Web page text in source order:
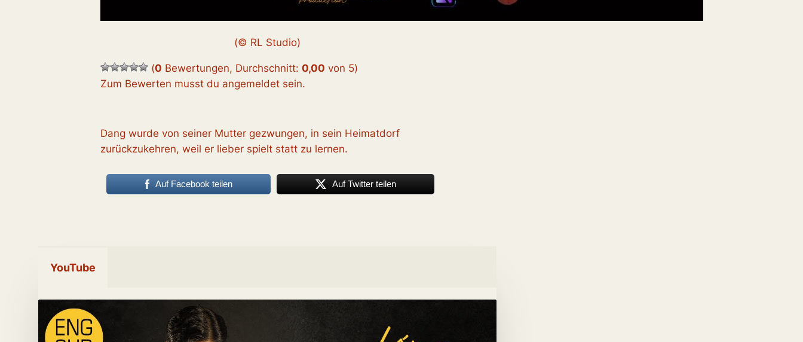
(© RL Studio)
(0 Bewertungen, Durchschnitt: 0,00 von 5)
Zum Bewerten musst du angemeldet sein.
Dang wurde von seiner Mutter gezwungen, in sein Heimatdorf
zurückzukehren, weil er lieber spielt statt zu lernen.
Auf Facebook teilen Auf Twitter teilen
YouTube